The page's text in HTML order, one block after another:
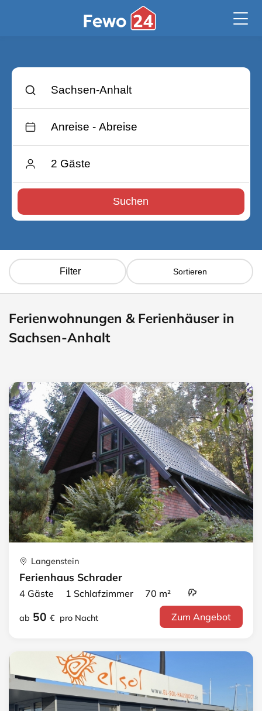
Suchen
Filter Sortieren
Ferienwohnungen & Ferienhäuser in
Sachsen-Anhalt
Langenstein
Ferienhaus Schrader
4 Gäste 1 Schlafzimmer 70 m²
ab 50 € pro Nacht Zum Angebot